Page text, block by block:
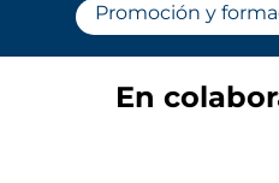
Promoción y
En